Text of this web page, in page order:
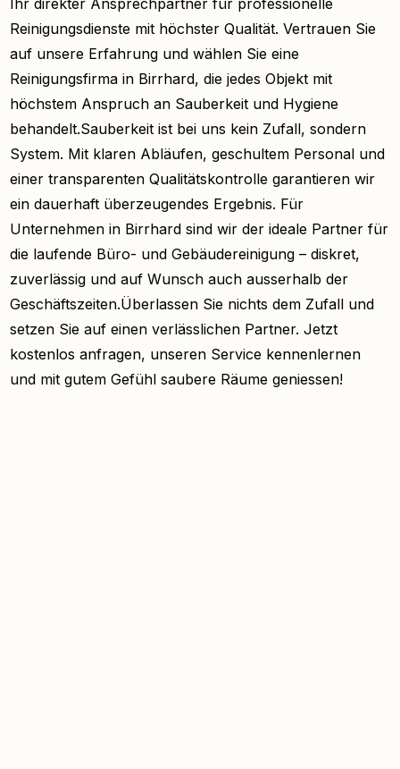
Reinigungsdienste mit höchster Qualität. Vertrauen Sie
auf unsere Erfahrung und wählen Sie eine
Reinigungsfirma in Birrhard, die jedes Objekt mit
höchstem Anspruch an Sauberkeit und Hygiene
behandelt.Sauberkeit ist bei uns kein Zufall, sondern
System. Mit klaren Abläufen, geschultem Personal und
einer transparenten Qualitätskontrolle garantieren wir
ein dauerhaft überzeugendes Ergebnis. Für
Unternehmen in Birrhard sind wir der ideale Partner für
die laufende Büro- und Gebäudereinigung – diskret,
zuverlässig und auf Wunsch auch ausserhalb der
Geschäftszeiten.Überlassen Sie nichts dem Zufall und
setzen Sie auf einen verlässlichen Partner. Jetzt
kostenlos anfragen, unseren Service kennenlernen
und mit gutem Gefühl saubere Räume geniessen!